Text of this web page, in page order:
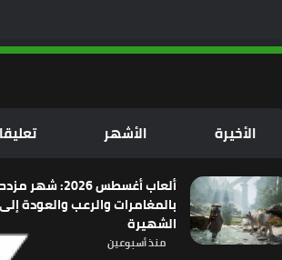
الأخيرة الأشهر
ألعاب أغسطس 2026: شهر
بالمغامرات والرعب والعودة
الشهيرة
منذ أسبوعين